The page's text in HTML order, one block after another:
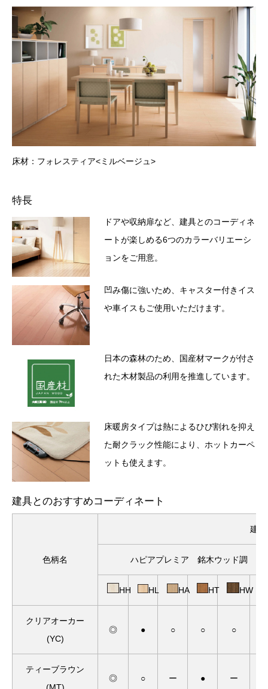
床材：フォレスティア<ミルベージュ>
特長
ドアや収納扉など、建具とのコーディネ
ートが楽しめる6つのカラーバリエーシ
ョンをご用意。
凹み傷に強いため、キャスター付きイス
や車イスもご使用いただけます。
日本の森林のため、国産材マークが付さ
れた木材製品の利用を推進しています。
床暖房タイプは熱によるひび割れを抑え
た耐クラック性能により、ホットカーペ
ットも使えます。
建具とのおすすめコーディネート
色柄名
建
ハピアプレミア 銘木ウッド調
HH HL HA HT HW
クリアオーカー
(YC)
◎ ● ○ ○ ○
ティーブラウン
◎ ○ ー ● ー